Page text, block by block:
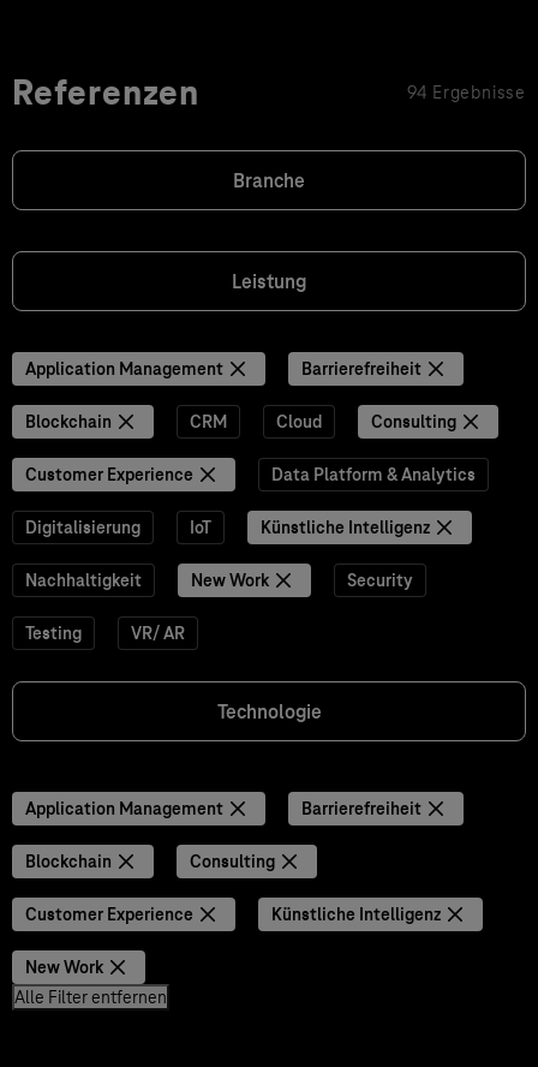
Referenzen 94 Ergebnisse
Branche
Leistung
Application Management Barrierefreiheit
Blockchain CRM Cloud Consulting
Customer Experience Data Platform & Analytics
Digitalisierung IoT Künstliche Intelligenz
Nachhaltigkeit New Work Security
Testing VR/ AR
Technologie
Application Management Barrierefreiheit
Blockchain Consulting
Customer Experience Künstliche Intelligenz
New Work
Alle Filter entfernen